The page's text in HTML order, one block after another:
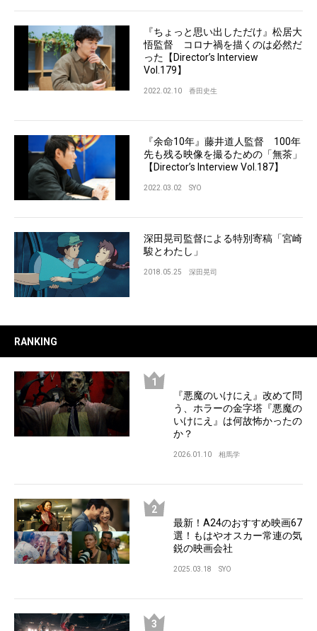
『ちょっと思い出しただけ』松居大
悟監督 コロナ禍を描くのは必然だ
った【Director’s Interview
Vol.179】
2022.02.10 香田史生
『余命10年』藤井道人監督 100年
先も残る映像を撮るための「無茶」
【Director’s Interview Vol.187】
2022.03.02 SYO
深田晃司監督による特別寄稿「宮崎
駿とわたし」
2018.05.25 深田晃司
RANKING
『悪魔のいけにえ』改めて問
う、ホラーの金字塔『悪魔の
いけにえ』は何故怖かったの
か？
2026.01.10 相馬学
最新！A24のおすすめ映画67
選！もはやオスカー常連の気
鋭の映画会社
2025.03.18 SYO